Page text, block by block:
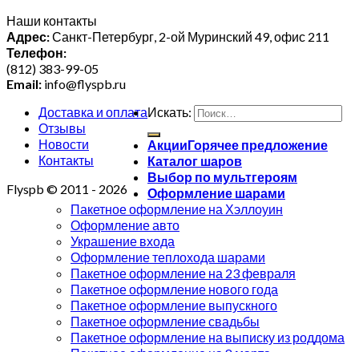
Наши контакты
Адрес:Санкт-Петербург, 2-ой Муринский 49, офис 211
Телефон:
(812) 383-99-05
Email: info@flyspb.ru
Доставка и оплата
Отзывы
Новости
Контакты
Flyspb © 2011 - 2026
Искать:
Акции
Каталог шаров
Выбор по мультгероям
Оформление шарами
Пакетное оформление на Хэллоуин
Оформление авто
Украшение входа
Оформление теплохода шарами
Пакетное оформление на 23 февраля
Пакетное оформление нового года
Пакетное оформление выпускного
Пакетное оформление свадьбы
Пакетное оформление на выписку из роддома